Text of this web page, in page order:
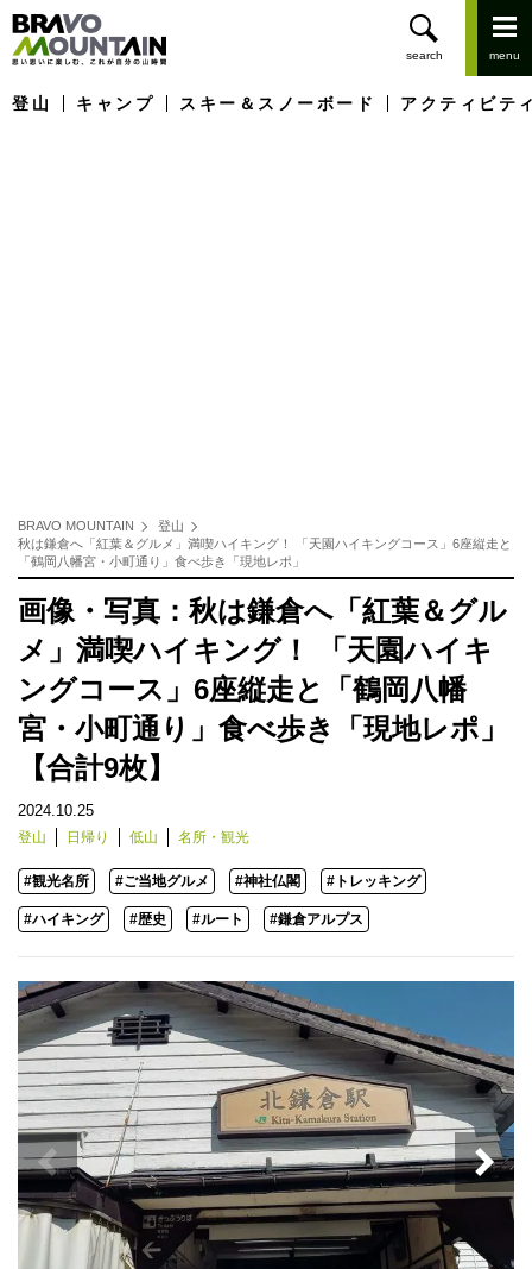
登山 キャンプ スキー＆スノーボード アクティビテ
BRAVO MOUNTAIN
登山
秋は鎌倉へ「紅葉＆グルメ」満喫ハイキング！ 「天園ハイキングコース」6座縦走と
「鶴岡八幡宮・小町通り」食べ歩き「現地レポ」
画像・写真：秋は鎌倉へ「紅葉＆グル
メ」満喫ハイキング！ 「天園ハイキ
ングコース」6座縦走と「鶴岡八幡
宮・小町通り」食べ歩き「現地レポ」
【合計9枚】
2024.10.25
登山 日帰り 低山 名所・観光
#観光名所 #ご当地グルメ #神社仏閣 #トレッキング
#ハイキング #歴史 #ルート #鎌倉アルプス